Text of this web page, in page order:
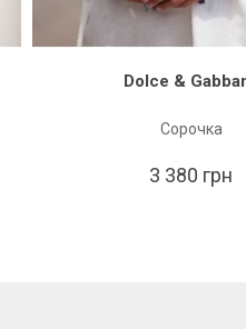
Dolce &
Сорочка
3 380 грн